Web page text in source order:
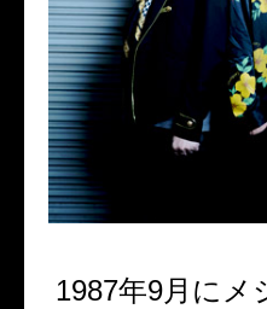
1987年9月に